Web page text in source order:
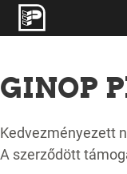
GINOP
Kedvezményezett
A szerződött